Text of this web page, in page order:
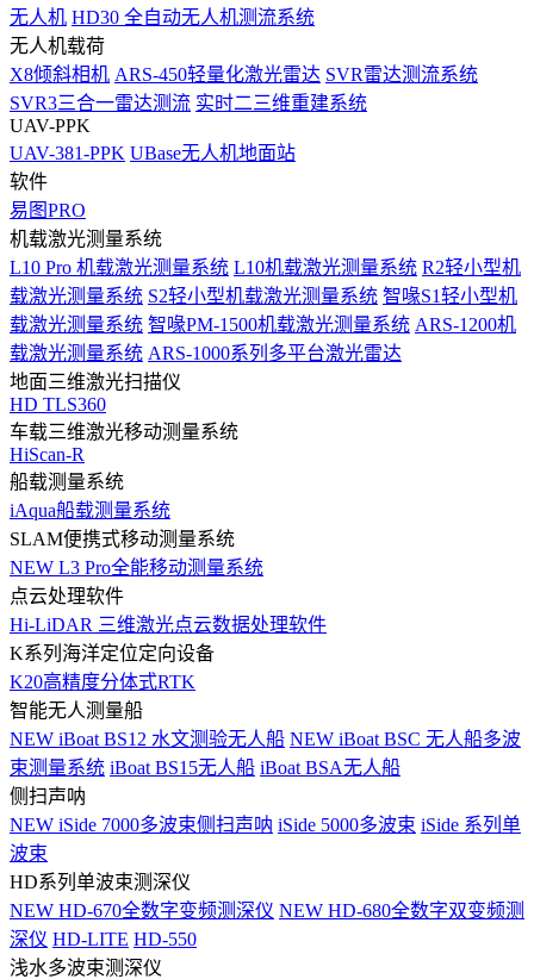
无人机 HD30 全自动无人机测流系统
无人机载荷
X8倾斜相机 ARS-450轻量化激光雷达 SVR雷达测流系统
SVR3三合一雷达测流 实时二三维重建系统
UAV-PPK
UAV-381-PPK UBase无人机地面站
软件
易图PRO
机载激光测量系统
L10 Pro 机载激光测量系统 L10机载激光测量系统 R2轻小型机
载激光测量系统 S2轻小型机载激光测量系统 智喙S1轻小型机
载激光测量系统 智喙PM-1500机载激光测量系统 ARS-1200机
载激光测量系统 ARS-1000系列多平台激光雷达
地面三维激光扫描仪
HD TLS360
车载三维激光移动测量系统
HiScan-R
船载测量系统
iAqua船载测量系统
SLAM便携式移动测量系统
NEW L3 Pro全能移动测量系统
点云处理软件
Hi-LiDAR 三维激光点云数据处理软件
K系列海洋定位定向设备
K20高精度分体式RTK
智能无人测量船
NEW iBoat BS12 水文测验无人船 NEW iBoat BSC 无人船多波
束测量系统 iBoat BS15无人船 iBoat BSA无人船
侧扫声呐
NEW iSide 7000多波束侧扫声呐 iSide 5000多波束 iSide 系列单
波束
HD系列单波束测深仪
NEW HD-670全数字变频测深仪 NEW HD-680全数字双变频测
深仪 HD-LITE HD-550
浅水多波束测深仪